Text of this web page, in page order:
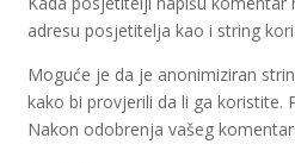
adresu posjetitelja kao i string
Moguće je da je anonimiziran
kako bi provjerili da li ga koristite.
Nakon odobrenja vašeg